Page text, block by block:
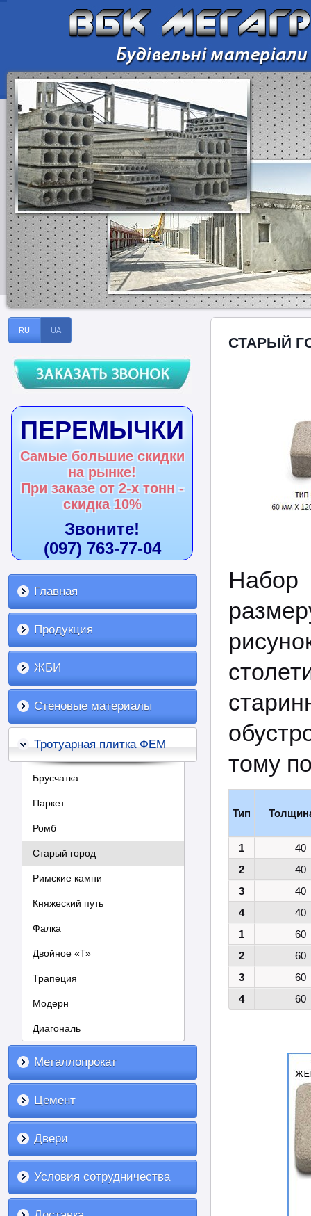
RU UA
ПЕРЕМЫЧКИ
Самые большие скидки
на рынке!
При заказе от 2-х тонн -
скидка 10%
Звоните!
(097) 763-77-04
Главная
Продукция
ЖБИ
Стеновые материалы
Тротуарная плитка ФЕМ
Брусчатка
Паркет
Ромб
Старый город
Римские камни
Княжеский путь
Фалка
Двойное «Т»
Трапеция
Модерн
Диагональ
Металлопрокат
Цемент
Двери
Условия сотрудничества
СТАРЫЙ
тому
Тип
1
40
2
40
3
40
4
40
1
60
2
60
3
60
4
60